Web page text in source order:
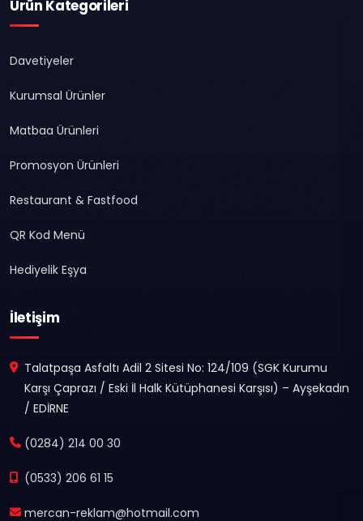
Ürün Kategorileri
Davetiyeler
Kurumsal Ürünler
Matbaa Ürünleri
Promosyon Ürünleri
Restaurant & Fastfood
QR Kod Menü
Hediyelik Eşya
İletişim
Talatpaşa Asfaltı Adil 2 Sitesi No: 124/109 (SGK Kurumu
Karşı Çaprazı / Eski İl Halk Kütüphanesi Karşısı) – Ayşekadın
/ EDİRNE
(0284) 214 00 30
(0533) 206 61 15
mercan-reklam@hotmail.com